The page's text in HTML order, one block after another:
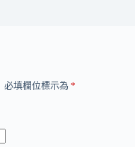
必填欄位標示為 *